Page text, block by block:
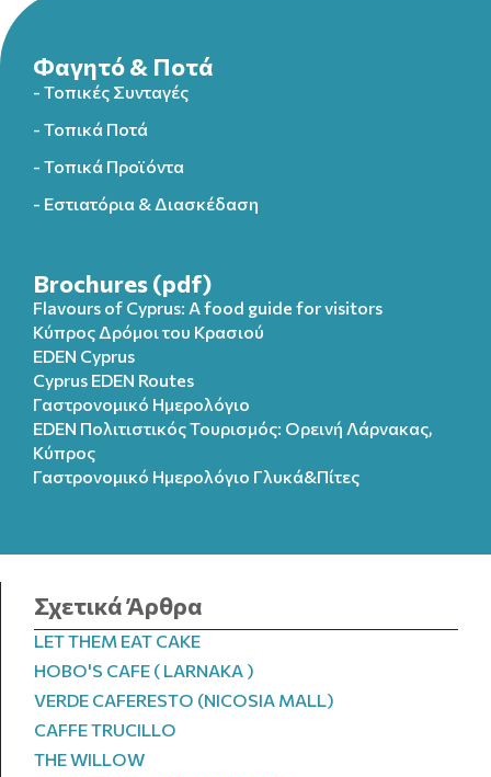
Φαγητό & Ποτά
- Τοπικές Συνταγές
- Τοπικά Ποτά
- Τοπικά Προϊόντα
- Εστιατόρια & Διασκέδαση
Brochures (pdf)
Flavours of Cyprus: A food guide for visitors
Κύπρος Δρόμοι του Κρασιού
EDEN Cyprus
Cyprus EDEN Routes
Γαστρονομικό Ημερολόγιο
EDEN Πολιτιστικός Τουρισμός: Ορεινή Λάρνακας,
Κύπρος
Γαστρονομικό Ημερολόγιo Γλυκά&Πίτες
Σχετικά Άρθρα
LET THEM EAT CAKE
HOBO'S CAFE ( LARNAKA )
VERDE CAFERESTO (NICOSIA MALL)
CAFFE TRUCILLO
THE WILLOW